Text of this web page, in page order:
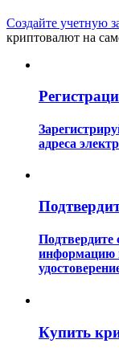
Гид
Руководство
Узнайте, как
Создайте учетную
криптовалют на
адреса
Подтвердите
информацию
Купить